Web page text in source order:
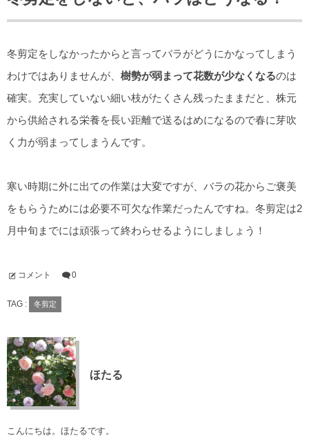
冬剪定をしなかったからと言ってバラがどうにかなってしまう
わけではありませんが、 樹勢が弱まって花数が少なくなるのは
確実。充実していない細い枝がたくさん残ったままだと、株元
から供給される栄養を長い距離で送るはめになるので春に芽吹
く力が弱まってしまうんです。
寒い時期に外に出ての作業は大変ですが、バラの花からご褒美
をもらうためには必要不可欠な作業だったんですね。冬剪定は2
月中旬までには頑張って終わらせるようにしましょう！
コメント 0
TAG : 冬剪定
ほたる
こんにちは。ほたるです。